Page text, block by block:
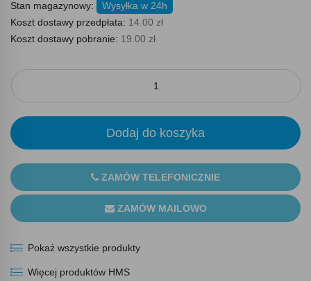
Stan magazynowy:
Wysyłka w 24h
Koszt dostawy przedpłata: 14.00 zł
Koszt dostawy pobranie: 19.00 zł
Dodaj do koszyka
ZAMÓW TELEFONICZNIE
ZAMÓW MAILOWO
Pokaż wszystkie produkty
Więcej produktów HMS